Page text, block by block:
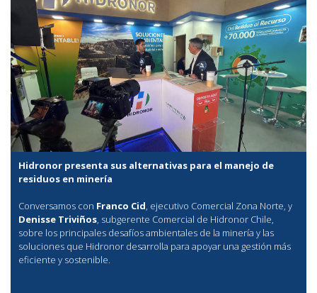
Hidronor presenta sus alternativas para el manejo de
residuos en minería
Conversamos con Franco Cid, ejecutivo Comercial Zona Norte, y
Denisse Triviños, subgerente Comercial de Hidronor Chile,
sobre los principales desafíos ambientales de la minería y las
soluciones que Hidronor desarrolla para apoyar una gestión más
eficiente y sostenible.